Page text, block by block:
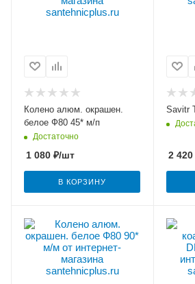
Колено алюм. окрашен.
белое Ф80 45* м/п
Достаточно
1 080 ₽/шт
В КОРЗИНУ
Savitr
2 420